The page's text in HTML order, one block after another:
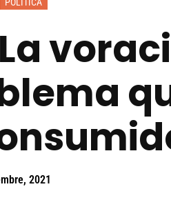
POLÍTICA
2021